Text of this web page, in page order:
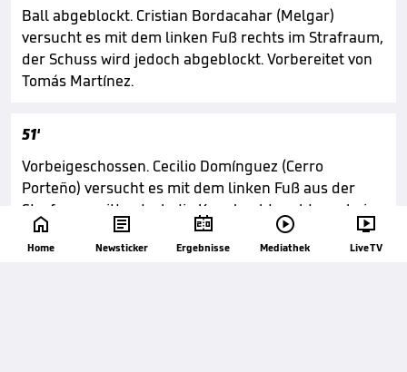
Ball abgeblockt. Cristian Bordacahar (Melgar)
versucht es mit dem linken Fuß rechts im Strafraum,
der Schuss wird jedoch abgeblockt. Vorbereitet von
Tomás Martínez.
51'
Vorbeigeschossen. Cecilio Domínguez (Cerro
Porteño) versucht es mit dem linken Fuß aus der
Strafraummitte, doch die Kugel geht rechts vorbei.
Vorbereitet von Juan Iturbe mit dem Kopf.

Home

Newsticker

Ergebnisse

Mediathek

Live TV